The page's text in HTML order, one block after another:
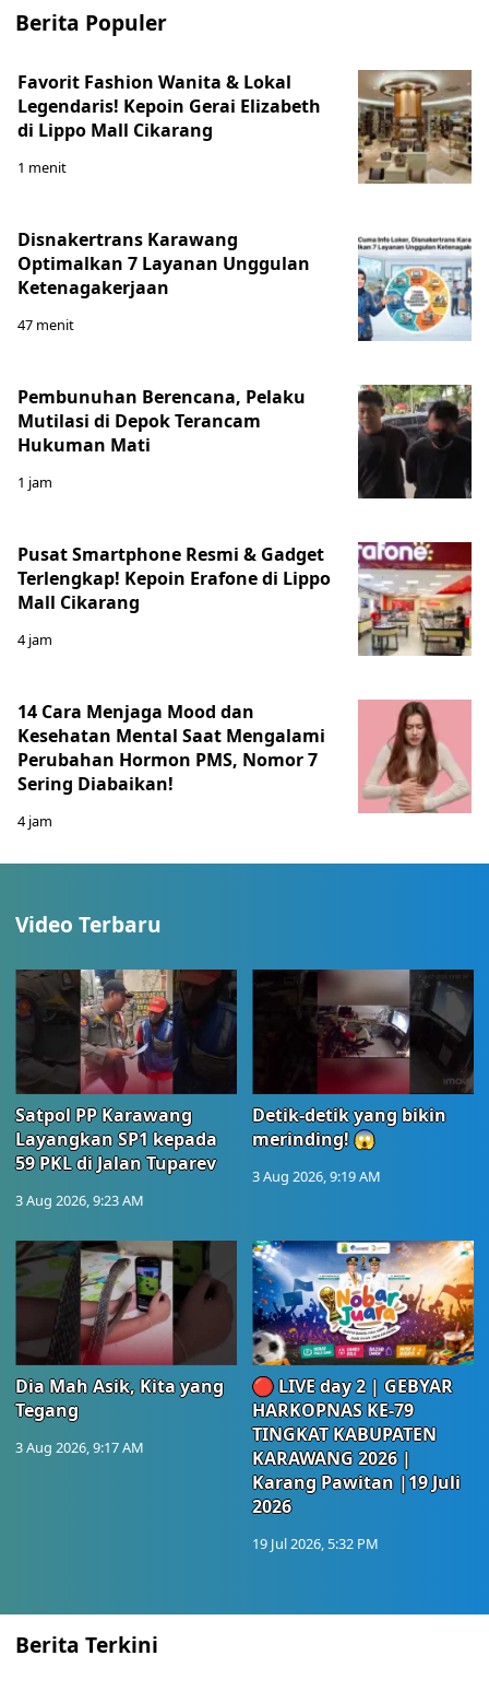
Berita Populer
Favorit Fashion Wanita & Lokal
Legendaris! Kepoin Gerai Elizabeth
di Lippo Mall Cikarang
1 menit
Disnakertrans Karawang
Optimalkan 7 Layanan Unggulan
Ketenagakerjaan
47 menit
Pembunuhan Berencana, Pelaku
Mutilasi di Depok Terancam
Hukuman Mati
1 jam
Pusat Smartphone Resmi & Gadget
Terlengkap! Kepoin Erafone di Lippo
Mall Cikarang
4 jam
14 Cara Menjaga Mood dan
Kesehatan Mental Saat Mengalami
Perubahan Hormon PMS, Nomor 7
Sering Diabaikan!
4 jam
Video Terbaru
Satpol PP Karawang
Layangkan SP1 kepada
59 PKL di Jalan Tuparev
3 Aug 2026, 9:23 AM
Detik-detik yang bikin
merinding! 😱
3 Aug 2026, 9:19 AM
Dia Mah Asik, Kita yang
Tegang
3 Aug 2026, 9:17 AM
🔴 LIVE day 2 | GEBYAR
HARKOPNAS KE-79
TINGKAT KABUPATEN
KARAWANG 2026 |
Karang Pawitan |19 Juli
2026
19 Jul 2026, 5:32 PM
Berita Terkini